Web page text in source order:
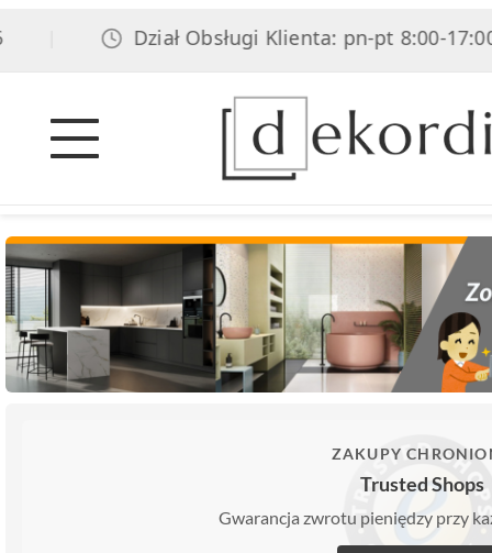
Dział Obsługi Klienta: pn-pt 8:00-17:00,
ZAKUPY
Trusted Shops
Gwarancja zwrotu pieniędzy przy